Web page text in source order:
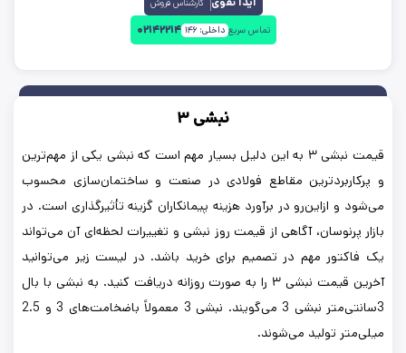
کارشناس فروش
تماس سریع داخلی:۱۴۶ ۰۲۱۴۲۲۱۴
نبشی ۳
قیمت نبشی ۳ به این دلیل بسیار مهم است که نبشی یکی از مهم‌ترین
و پرکاربردترین مقاطع فولادی در صنعت و ساختمان‌سازی محسوب
می‌شود و ازاین‌رو در برآورد هزینه پیمانکاران گزینه تأثیرگذاری است. در
بازار پرنوسان، آگاهی از قیمت روز نبشی و تغییرات لحظه‌ای آن می‌تواند
یک فاکتور مهم در تصمیم برای خرید باشد. در لیست زیر می‌توانید
آخرین قیمت نبشی ۳ را به صورت روزانه دریافت کنید. به نبشی با بال
3سانتی‌متر نبشی 3 می‌گویند. نبشی 3 معمولاً باضخامت‌های 3 و 2.5
میلی‌متر تولید می‌شوند.